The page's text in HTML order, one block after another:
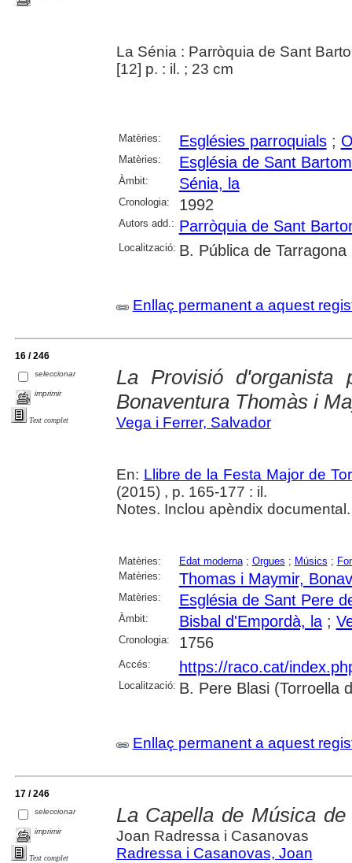
La Sénia : Parròquia de Sant
[12] p. : il. ; 23 cm
Matèries: Esglésies parroquials;
Matèries: Església de Sant
Àmbit: Sénia, la
Cronologia: 1992
Autors add.: Parròquia de Sant
Localització: B. Pública de Tarragona
Enllaç permanent a aquest
16 / 246
seleccionar
imprimir
Text complet
La Provisió d'organista
Bonaventura Thomàs i
Vega i Ferrer, Salvador
En: Llibre de la Festa Major de
(2015) , p. 165-177 : il.
Notes. Inclou apèndix documental.
Matèries: Edat moderna; Orgues ; Músics ;
Matèries:
Thomas i Maymir,
Matèries: Església de Sant Pere
Àmbit: Bisbal d'Empordà, la;
Cronologia: 1756
Accés: https://raco.cat/
Localització: B. Pere Blasi (Torroella
Enllaç permanent a aquest
17 / 246
seleccionar
imprimir
Text complet
La Capella de Música
Joan Radressa i Casanovas
Radressa i Casanovas, Joan